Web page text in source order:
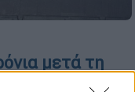
μετά τη